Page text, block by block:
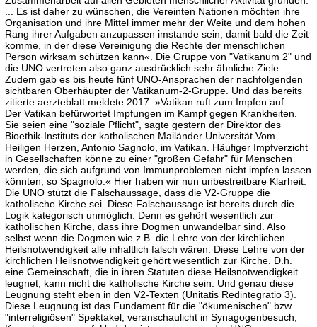
... Es ist daher zu wünschen, die Vereinten Nationen möchten ihre
Organisation und ihre Mittel immer mehr der Weite und dem hohen
Rang ihrer Aufgaben anzupassen imstande sein, damit bald die Zeit
komme, in der diese Vereinigung die Rechte der menschlichen
Person wirksam schützen kann«. Die Gruppe von "Vatikanum 2" und
die UNO vertreten also ganz ausdrücklich sehr ähnliche Ziele.
Zudem gab es bis heute fünf UNO-Ansprachen der nachfolgenden
sichtbaren Oberhäupter der Vatikanum-2-Gruppe. Und das bereits
zitierte aerzteblatt meldete 2017: »Vatikan ruft zum Impfen auf ...
Der Vatikan befürwortet Impfungen im Kampf gegen Krankheiten.
Sie seien eine "soziale Pflicht", sagte gestern der Direktor des
Bioethik-Instituts der katholischen Mailänder Universität Vom
Heiligen Herzen, Antonio Sagnolo, im Vatikan. Häufiger Impfverzicht
in Gesellschaften könne zu einer "großen Gefahr" für Menschen
werden, die sich aufgrund von Immunproblemen nicht impfen lassen
könnten, so Spagnolo.« Hier haben wir nun unbestreitbare Klarheit:
Die UNO stützt die Falschaussage, dass die V2-Gruppe die
katholische Kirche sei. Diese Falschaussage ist bereits durch die
Logik kategorisch unmöglich. Denn es gehört wesentlich zur
katholischen Kirche, dass ihre Dogmen unwandelbar sind. Also
selbst wenn die Dogmen wie z.B. die Lehre von der kirchlichen
Heilsnotwendigkeit alle inhaltlich falsch wären: Diese Lehre von der
kirchlichen Heilsnotwendigkeit gehört wesentlich zur Kirche. D.h.
eine Gemeinschaft, die in ihren Statuten diese Heilsnotwendigkeit
leugnet, kann nicht die katholische Kirche sein. Und genau diese
Leugnung steht eben in den V2-Texten (Unitatis Redintegratio 3).
Diese Leugnung ist das Fundament für die "ökumenischen" bzw.
"interreligiösen" Spektakel, veranschaulicht in Synagogenbesuch,